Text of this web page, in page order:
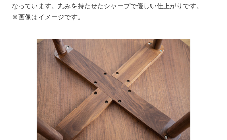
なっています。丸みを持たせたシャープで優しい仕上がりです。
※画像はイメージです。